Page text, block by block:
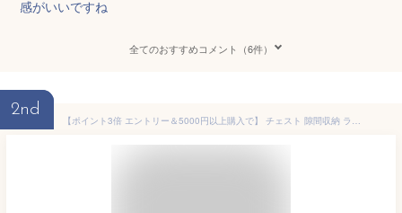
感がいいですね
全てのおすすめコメント（6件）
2nd
【ポイント3倍 エントリー＆5000円以上購入で】 チェスト 隙間収納 ランドリーチェスト 洗面所 脱衣所 収納 おしゃれ すきま収納 20cm キッチン 収納棚 引き出し 北欧 4段 棚 ランドリー収納 タオル収納 シンプル モダン 西海岸 ファブリックチェスト KLIM(クリム)